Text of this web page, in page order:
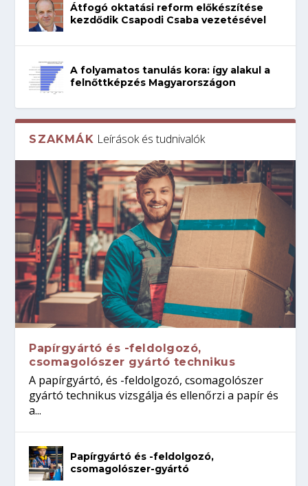
Átfogó oktatási reform előkészítése
kezdődik Csapodi Csaba vezetésével
A folyamatos tanulás kora: így alakul a
felnőttképzés Magyarországon
SZAKMÁK Leírások és tudnivalók
Papírgyártó és -feldolgozó,
csomagolószer gyártó technikus
A papírgyártó, és -feldolgozó, csomagolószer
gyártó technikus vizsgálja és ellenőrzi a papír és
a...
Papírgyártó és -feldolgozó,
csomagolószer-gyártó